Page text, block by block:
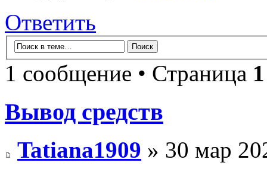
Ответить
1 сообщение • Страница 1
Вывод средств
Tatiana1909 » 30 мар